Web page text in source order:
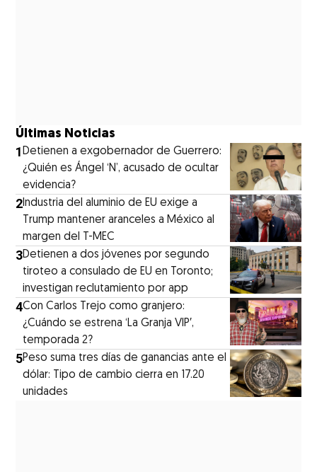
Últimas Noticias
1Detienen a exgobernador de Guerrero:
¿Quién es Ángel ‘N’, acusado de ocultar
evidencia?
2Industria del aluminio de EU exige a
Trump mantener aranceles a México al
margen del T-MEC
3Detienen a dos jóvenes por segundo
tiroteo a consulado de EU en Toronto;
investigan reclutamiento por app
4Con Carlos Trejo como granjero:
¿Cuándo se estrena ‘La Granja VIP′,
temporada 2?
5Peso suma tres días de ganancias ante el
dólar: Tipo de cambio cierra en 17.20
unidades